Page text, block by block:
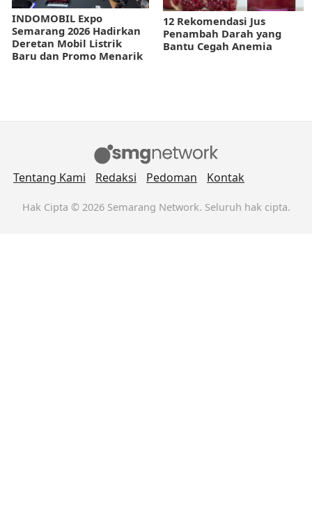
INDOMOBIL Expo
Semarang 2026 Hadirkan
Deretan Mobil Listrik
Baru dan Promo Menarik
12 Rekomendasi Jus
Penambah Darah yang
Bantu Cegah Anemia
Tentang Kami Redaksi Pedoman Kontak
Hak Cipta © 2026 Semarang Network. Seluruh hak cipta.